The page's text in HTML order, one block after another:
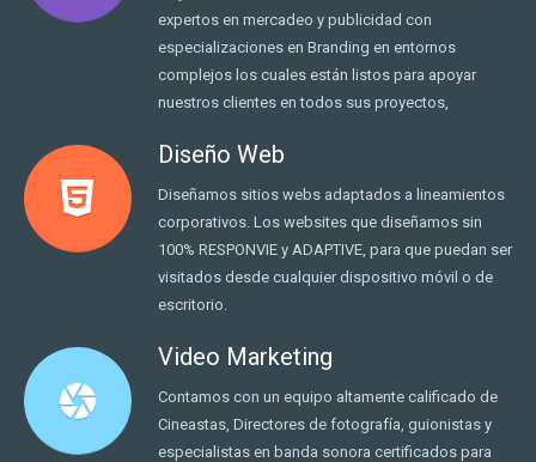
expertos en mercadeo y publicidad con
especializaciones en Branding en entornos
complejos los cuales están listos para apoyar
nuestros clientes en todos sus proyectos,
Diseño Web
Diseñamos sitios webs adaptados a lineamientos
corporativos. Los websites que diseñamos sin
100% RESPONVIE y ADAPTIVE, para que puedan ser
visitados desde cualquier dispositivo móvil o de
escritorio.
camera
Video Marketing
Contamos con un equipo altamente calificado de
Cineastas, Directores de fotografía, guionistas y
especialistas en banda sonora certificados para